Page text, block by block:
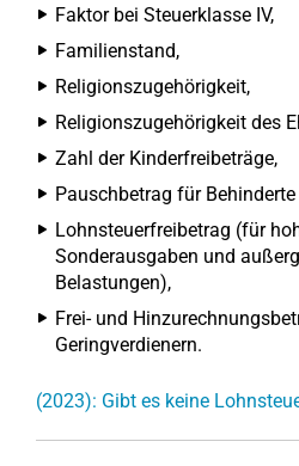
Faktor bei Steuerklasse IV,
Familienstand,
Religionszugehörigkeit,
Religionszugehörigkeit des
Zahl der Kinderfreibeträge,
Pauschbetrag für
Lohnsteuerfreibetrag (für
Sonderausgaben und
Belastungen),
Frei- und
Geringverdienern.
(2023): Gibt es keine